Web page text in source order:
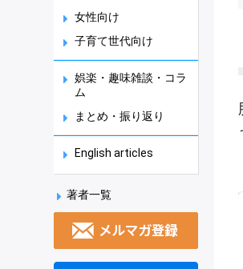
女性向け
子育て世代向け
娯楽・趣味雑談・コラ
ム
まとめ・振り返り
English articles
著者一覧